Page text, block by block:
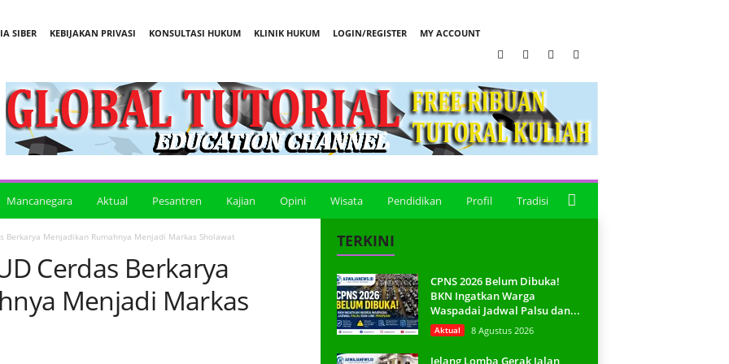
SIBER KEBIJAKAN PRIVASI KONSULTASI HUKUM KLINIK HUKUM LOGIN/REGISTER MY ACCOUNT
Mancanegara Aktual Pesantren Kajian Opini Wisata Pendidikan Profil Tradisi
Berkarya Menjadikan Rumahnya Menjadi Markas Sholawat
Cerdas Berkarya
Menjadi Markas
TERKINI
CPNS 2026 Belum Dibuka!
BKN Ingatkan Warga
Waspadai Jadwal Palsu dan...
Aktual 8 Agustus 2026
Jelang Lomba Gerak Jalan